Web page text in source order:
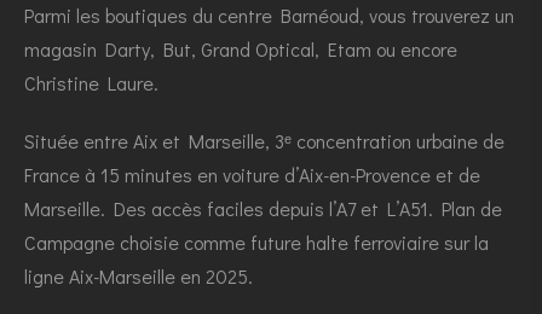
Parmi les boutiques du centre Barnéoud, vous trouverez un
magasin Darty, But, Grand Optical, Etam ou encore
Christine Laure.
Située entre Aix et Marseille, 3ᵉ concentration urbaine de
France à 15 minutes en voiture d’Aix-en-Provence et de
Marseille. Des accès faciles depuis l’A7 et L’A51. Plan de
Campagne choisie comme future halte ferroviaire sur la
ligne Aix-Marseille en 2025.